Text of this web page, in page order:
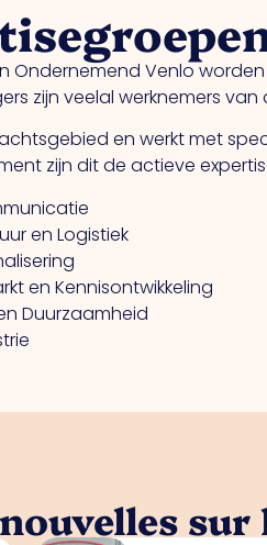
Ondernemend Venlo
zijn veelal werknemers
en werkt met
zijn dit de actieve
en Logistiek
en Kennisontwikkeling
Duurzaamheid